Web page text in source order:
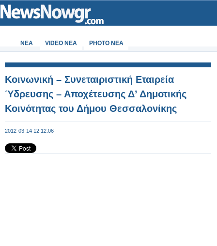
ΝΕΑ VIDEO NEA PHOTO NEA
Κοινωνική – Συνεταιριστική Εταιρεία
Ύδρευσης – Αποχέτευσης Δ’ Δημοτικής
Κοινότητας του Δήμου Θεσσαλονίκης
2012-03-14 12:12:06